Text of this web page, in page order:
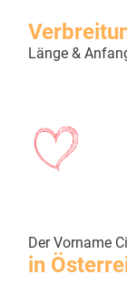
Länge &
Der Vorname
in